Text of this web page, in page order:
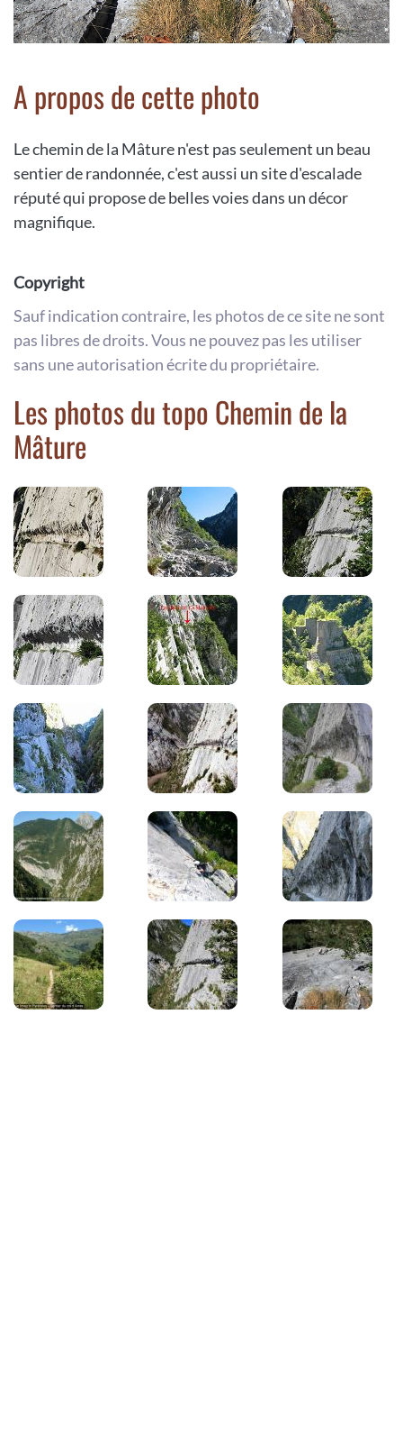
A propos de cette photo
Le chemin de la Mâture n'est pas seulement un beau
sentier de randonnée, c'est aussi un site d'escalade
réputé qui propose de belles voies dans un décor
magnifique.
Copyright
Sauf indication contraire, les photos de ce site ne sont
pas libres de droits. Vous ne pouvez pas les utiliser
sans une autorisation écrite du propriétaire.
Les photos du topo Chemin de la
Mâture